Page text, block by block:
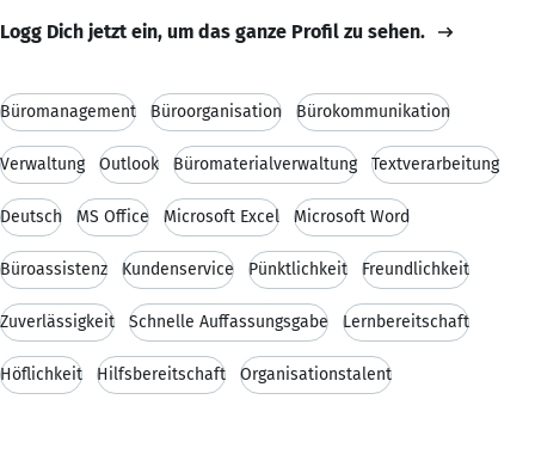
Logg Dich jetzt ein, um das ganze Profil zu sehen.
Büromanagement Büroorganisation Bürokommunikation
Verwaltung Outlook Büromaterialverwaltung Textverarbeitung
Deutsch MS Office Microsoft Excel Microsoft Word
Büroassistenz Kundenservice Pünktlichkeit Freundlichkeit
Zuverlässigkeit Schnelle Auffassungsgabe Lernbereitschaft
Höflichkeit Hilfsbereitschaft Organisationstalent